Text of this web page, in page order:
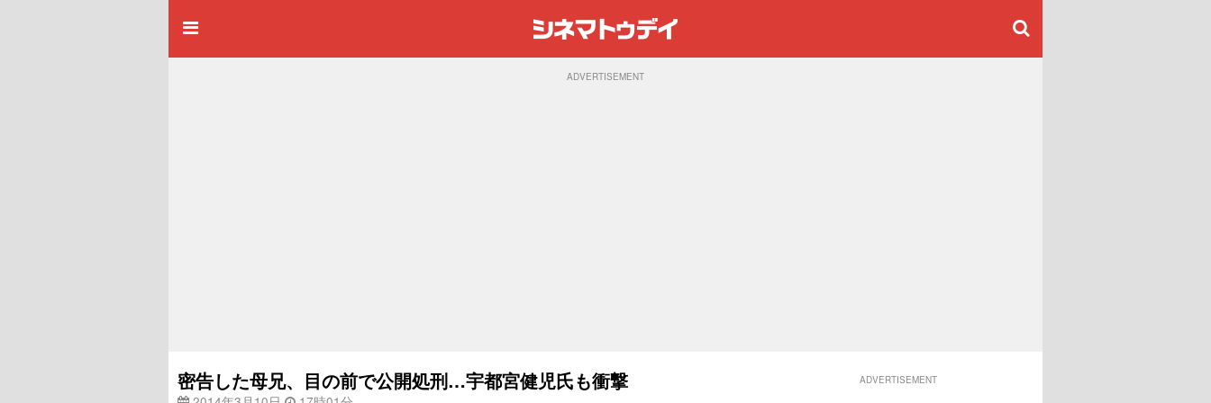
ADVERTISEMENT
密告した母兄、目の前で公開処刑…宇都宮健児氏も衝撃 ADVERTISEMENT